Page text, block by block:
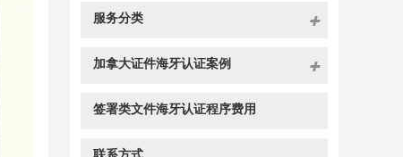
服务分类
加拿大证件海牙认证案例
签署类文件海牙认证程序费用